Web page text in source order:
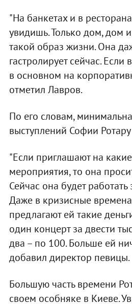
"На банкетах и в
увидишь. Только дом, дом
такой образ жизни. Она
гастролирует сейчас. Если
в основном на
отметил Лавров.
По его словам,
выступлений Софии
"Если приглашают на
мероприятия, то она
Сейчас она будет
Даже в кризисные
предлагают ей такие
один концерт за двести
два – по 100. Больше ей
добавил директор певицы.
Большую часть времени
своем особняке в Киеве.